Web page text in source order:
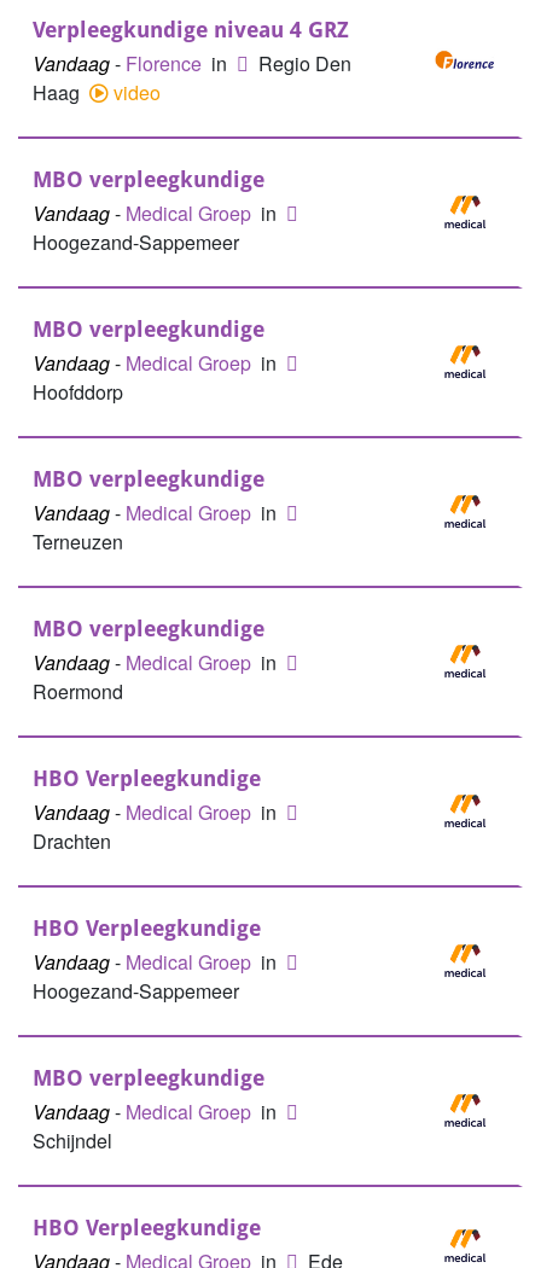
Verpleegkundige niveau 4 GRZ
Vandaag- Florence in
Regio Den
Haag
video
MBO verpleegkundige
Vandaag- Medical Groep in
Hoogezand-Sappemeer
MBO verpleegkundige
Vandaag- Medical Groep in
Hoofddorp
MBO verpleegkundige
Vandaag- Medical Groep in
Terneuzen
MBO verpleegkundige
Vandaag- Medical Groep in
Roermond
HBO Verpleegkundige
Vandaag- Medical Groep in
Drachten
HBO Verpleegkundige
Vandaag- Medical Groep in
Hoogezand-Sappemeer
MBO verpleegkundige
Vandaag- Medical Groep in
Schijndel
HBO Verpleegkundige
Vandaag- Medical Groep in Ede